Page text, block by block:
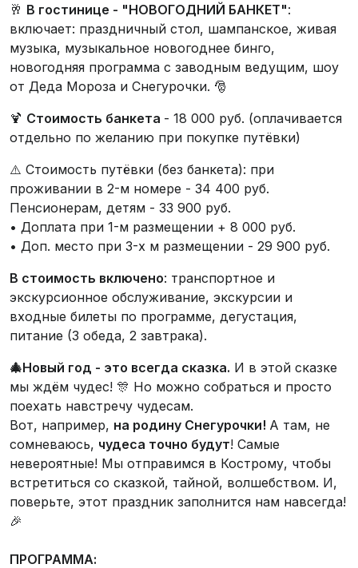
🥂 В гостинице - "НОВОГОДНИЙ БАНКЕТ":
включает: праздничный стол, шампанское, живая
музыка, музыкальное новогоднее бинго,
новогодняя программа с заводным ведущим, шоу
от Деда Мороза и Снегурочки. 🎅
🍹 Стоимость банкета - 18 000 руб. (оплачивается
отдельно по желанию при покупке путёвки)
⚠️ Стоимость путёвки (без банкета): при
проживании в 2-м номере - 34 400 руб.
Пенсионерам, детям - 33 900 руб.
• Доплата при 1-м размещении + 8 000 руб.
• Доп. место при 3-х м размещении - 29 900 руб.
В стоимость включено: транспортное и
экскурсионное обслуживание, экскурсии и
входные билеты по программе, дегустация,
питание (3 обеда, 2 завтрака).
🎄Новый год - это всегда сказка. И в этой сказке
мы ждём чудес! 🎊 Но можно собраться и просто
поехать навстречу чудесам.
Вот, например, на родину Снегурочки! А там, не
сомневаюсь, чудеса точно будут! Самые
невероятные! Мы отправимся в Кострому, чтобы
встретиться со сказкой, тайной, волшебством. И,
поверьте, этот праздник заполнится нам навсегда!
🎉
ПРОГРАММА: